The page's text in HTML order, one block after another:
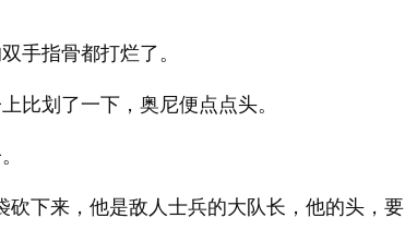
手指骨都打烂了。
比划了一下，奥尼便点点头。
下来，他是敌人士兵的大队长，他的头，要